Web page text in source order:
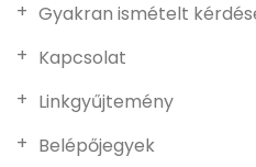
Gyakran ismételt
Kapcsolat
Linkgyűjtemény
Belépőjegyek